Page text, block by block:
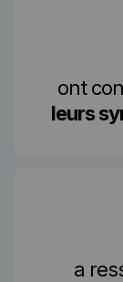
ont
leurs
a